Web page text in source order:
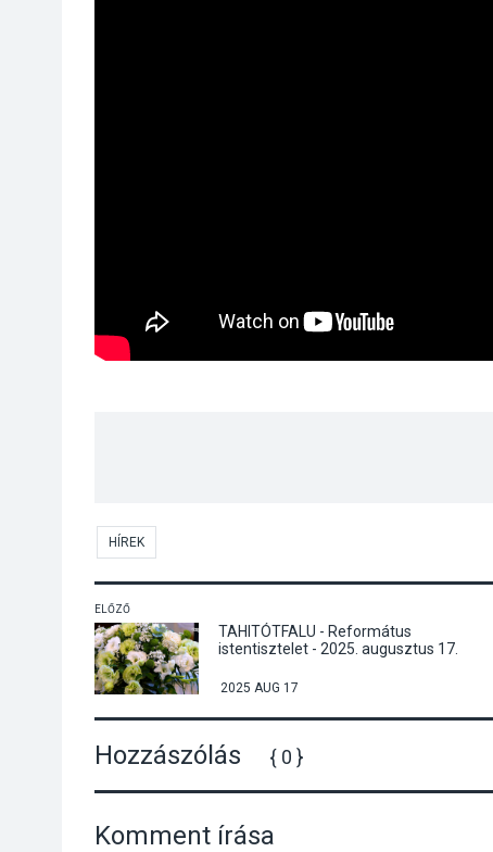
HÍREK
ELŐZŐ
TAHITÓTFALU - Református
istentisztelet - 2025. augusztus 17.
2025 AUG 17
Hozzászólás { 0 }
Komment írása